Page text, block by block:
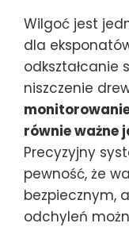
Wilgoć jest
dla
odkształcanie
niszczenie
równie ważne
Precyzyjny
pewność, że
bezpiecznym,
odchyleń